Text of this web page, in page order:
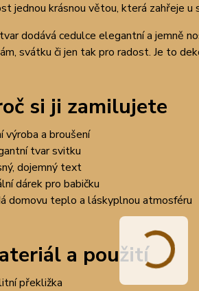
jednou krásnou větou, která zahřeje u
dodává cedulce elegantní a jemně
svátku či jen tak pro radost. Je to
si ji zamilujete
výroba a broušení
tvar svitku
dojemný text
dárek pro babičku
domovu teplo a láskyplnou atmosféru
a použití
překližka